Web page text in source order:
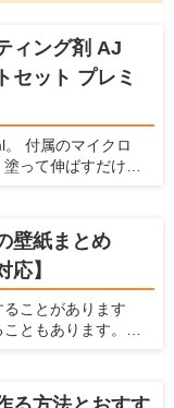
ィング剤 AJ
セット プレミ
付属のマイクロ
って伸ばすだけで
キズ・汚れを防止
ト技術による「ガ
家具などの表面を
床の滑りを防ぎ、
従来品より防滑性
ス不要で、長期間効
壁紙まとめ
応】
ことがあります
ともあります。ま
て壁に傷がついた